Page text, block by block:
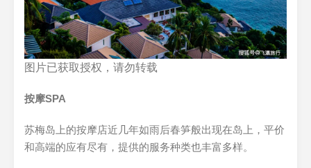
图片已获取授权，请勿转载
按摩SPA
苏梅岛上的按摩店近几年如雨后春笋般出现在岛上，平价
和高端的应有尽有，提供的服务种类也丰富多样。